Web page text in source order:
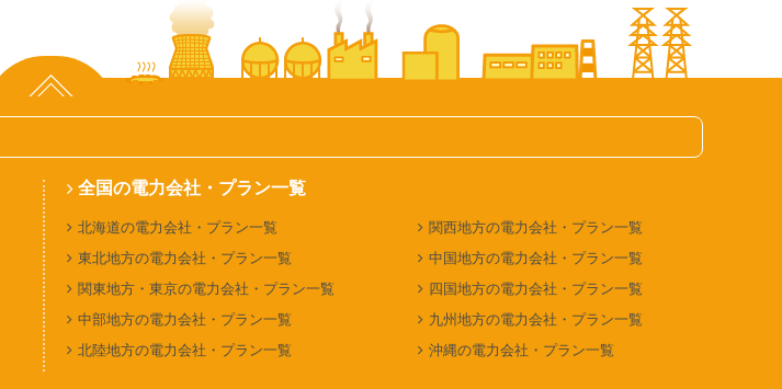
ページ上部へ
全国の電力会社・プラン一覧
北海道の電力会社・プラン一覧
東北地方の電力会社・プラン一覧
関東地方・東京の電力会社・プラン一覧
中部地方の電力会社・プラン一覧
北陸地方の電力会社・プラン一覧
関西地方の電力会社・プラン一覧
中国地方の電力会社・プラン一覧
四国地方の電力会社・プラン一覧
九州地方の電力会社・プラン一覧
沖縄の電力会社・プラン一覧